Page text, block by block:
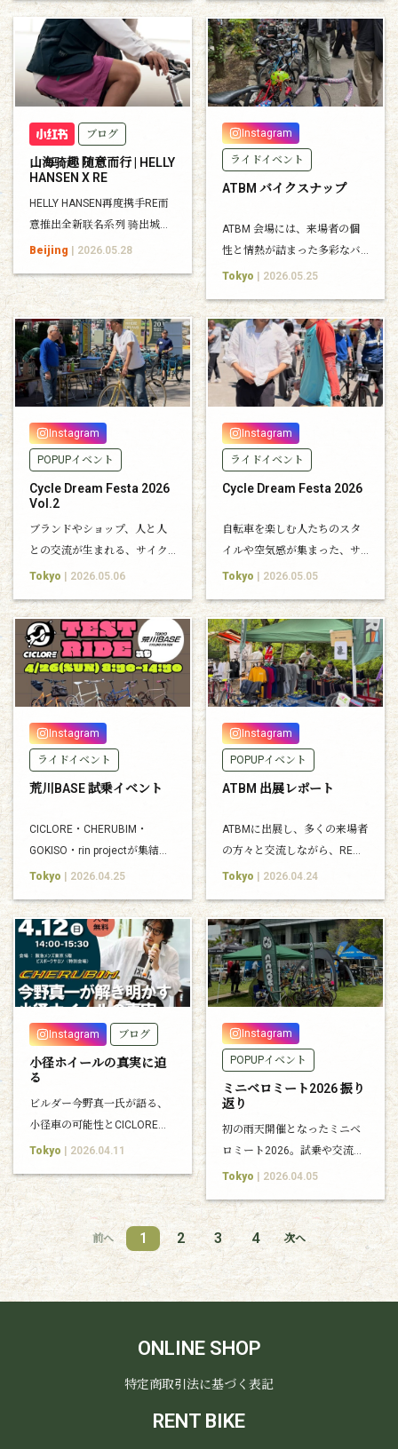
します。
ブログ
山海骑趣 随意而行 | HELLY
HANSEN X RE
HELLY HANSEN再度携手RE而
意推出全新联名系列 骑出城市
拥抱自然 自然入色 灵感跃现 穿
Beijing | 2026.05.28
Instagram
ライドイベント
ATBM バイクスナップ
ATBM 会場には、来場者の個
性と情熱が詰まった多彩なバ
イクが集結。印象的な車体を
す。
Tokyo | 2026.05.25
Instagram
POPUPイベント
Cycle Dream Festa 2026
Vol.2
ブランドやショップ、人と人
との交流が生まれる、サイク
ルイベントならではの一日と
Tokyo | 2026.05.06
Instagram
ライドイベント
Cycle Dream Festa 2026
自転車を楽しむ人たちのスタ
イルや空気感が集まった、サ
イクルドリームフェスタ 2026
Tokyo | 2026.05.05
Instagram
ライドイベント
荒川BASE 試乗イベント
CICLORE・CHERUBIM・
GOKISO・rin projectが集結。
試乗・物販・カフェも楽しめ
Tokyo | 2026.04.25
Instagram
POPUPイベント
ATBM 出展レポート
ATBMに出展し、多くの来場者
の方々と交流しながら、RE
TOKYO・CICLOREの世界観を
Tokyo | 2026.04.24
Instagram ブログ
小径ホイールの真実に迫
る
ビルダー今野真一氏が語る、
小径車の可能性とCICLORE
Around CHERUBIM誕生の背
Tokyo | 2026.04.11
Instagram
POPUPイベント
ミニベロミート2026 振り
返り
初の雨天開催となったミニベ
ロミート2026。試乗や交流を
通して、多くの方にご参加い
Tokyo | 2026.04.05
前へ 1 2 3 4 次へ
ONLINE SHOP
特定商取引法に基づく表記
RENT BIKE